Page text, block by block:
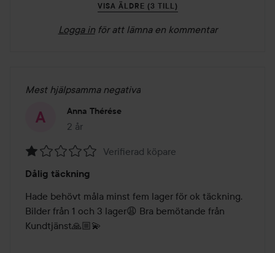
VISA ÄLDRE (3 TILL)
Logga in för att lämna en kommentar
Mest hjälpsamma negativa
Anna Thérése
2 år
Inlägget skapades 2 år
1
av
5
Verifierad köpare
Dålig täckning
Hade behövt måla minst fem lager för ok täckning.
Bilder från 1 och 3 lager😩 Bra bemötande från
Kundtjänst🙏🏼💫